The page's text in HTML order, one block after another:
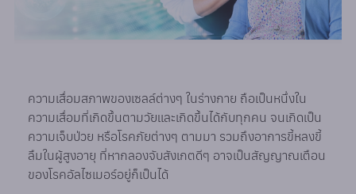
ความเสื่อมสภาพของเซลล์ต่างๆ ในร่างกาย ถือเป็นหนึ่งใน
ความเสื่อมที่เกิดขึ้นตามวัยและเกิดขึ้นได้กับทุกคน จนเกิดเป็น
ความเจ็บป่วย หรือโรคภัยต่างๆ ตามมา รวมถึงอาการขี้หลงขี้
ลืมในผู้สูงอายุ ที่หากลองจับสังเกตดีๆ อาจเป็นสัญญาณเตือน
ของโรคอัลไซเมอร์อยู่ก็เป็นได้